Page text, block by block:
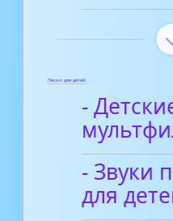
Песни для детей
-
- Звуки
для